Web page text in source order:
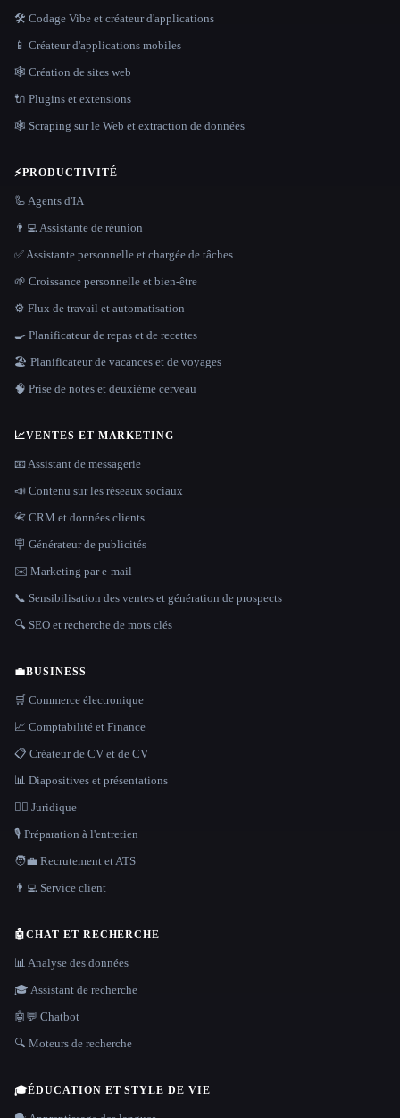
🛠️ Codage Vibe et créateur d'applications
📱 Créateur d'applications mobiles
🕸 Création de sites web
🔌 Plugins et extensions
🕸️ Scraping sur le Web et extraction de données
⚡PRODUCTIVITÉ
🦾 Agents d'IA
👨‍💻 Assistante de réunion
✅ Assistante personnelle et chargée de tâches
🌱 Croissance personnelle et bien-être
⚙️ Flux de travail et automatisation
🍳 Planificateur de repas et de recettes
🏖 Planificateur de vacances et de voyages
🧠 Prise de notes et deuxième cerveau
📈VENTES ET MARKETING
📧 Assistant de messagerie
📣 Contenu sur les réseaux sociaux
📇 CRM et données clients
🪧 Générateur de publicités
✉️ Marketing par e-mail
📞 Sensibilisation des ventes et génération de prospects
🔍 SEO et recherche de mots clés
💼BUSINESS
🛒 Commerce électronique
📈 Comptabilité et Finance
📋 Créateur de CV et de CV
📊 Diapositives et présentations
👩‍⚖️ Juridique
🎙️ Préparation à l'entretien
🧑‍💼 Recrutement et ATS
👨‍💻 Service client
🤖CHAT ET RECHERCHE
📊 Analyse des données
🎓 Assistant de recherche
🤖💬 Chatbot
🔍 Moteurs de recherche
🎓ÉDUCATION ET STYLE DE VIE